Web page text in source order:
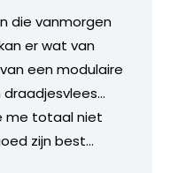
die vanmorgen
er wat van
een modulaire
me totaal niet
zijn best…